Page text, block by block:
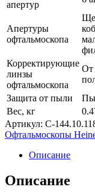
апертур
Апертуры
офтальмоскопа
Корректирующие
линзы
офтальмоскопа
От
Защита от пыли
Вес, кг
Артикул: C-
Офтальмоскопы
Описание
Описание